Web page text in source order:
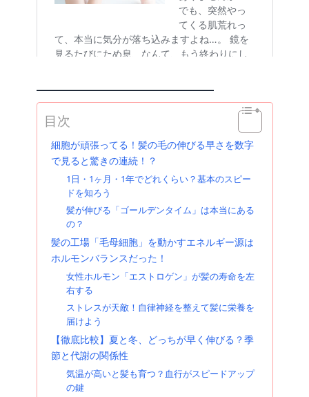
目次
細胞が頑張ってる！髪の毛の伸びる早さを数字
で見ると驚きの連続！？
1日・1ヶ月・1年でどれくらい？基本のスピー
ドを知ろう
髪が伸びる「ゴールデンタイム」は本当にある
の？
髪の工場「毛母細胞」を動かすエネルギー源は
ホルモンバランスだった！
女性ホルモン「エストロゲン」が髪の寿命を左
右する
ストレスが天敵！自律神経を整えて髪に栄養を
届けよう
【徹底比較】夏と冬、どっちが早く伸びる？季
節と代謝の関係性
気温が高いと髪も育つ？血行がスピードアップ
の鍵